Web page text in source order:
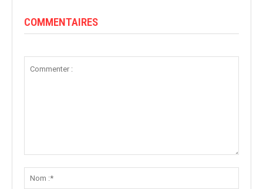
COMMENTAIRES